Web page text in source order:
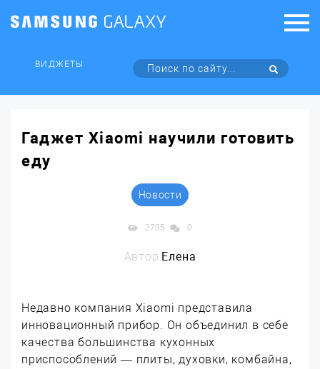
ВИДЖЕТЫ
Гаджет Xiaomi научили готовить
еду
Новости
2795 0
Автор:Елена
Недавно компания Xiaomi представила
инновационный прибор. Он объединил в себе
качества большинства кухонных
приспособлений — плиты, духовки, комбайна,